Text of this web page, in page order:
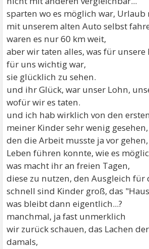
sparten wo es möglich war,
mit unserem alten Auto selbst
waren es nur 60 km weit,
aber wir taten alles, was für
für uns wichtig war,
sie glücklich zu sehen.
und ihr Glück, war unser Lohn,
wofür wir es taten.
und ich hab wirklich von den
meiner Kinder sehr wenig gesehen,
den die Arbeit musste ja vor
Leben führen konnte, wie es
was macht ihr an freien Tagen,
diese zu nutzen, den Ausgleich für
schnell sind Kinder groß, das
was bleibt dann eigentlich...?
manchmal, ja fast unmerklich
wir zurück schauen, das Lachen
damals,